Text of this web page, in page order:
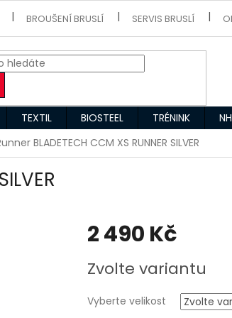
BROUŠENÍ BRUSLÍ SERVIS BRUSLÍ
TEXTIL BIOSTEEL TRÉNINK
BLADETECH CCM XS RUNNER SILVER
2 490 Kč
cena:
Zvolte variantu
Vyberte velikost